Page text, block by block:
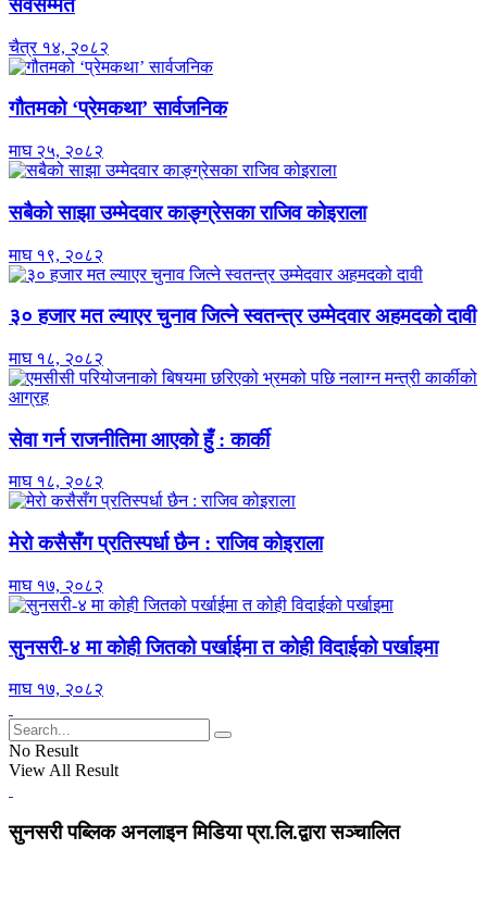
सर्वसम्मत
चैत्र १४, २०८२
गौतमको ‘प्रेमकथा’ सार्वजनिक
माघ २५, २०८२
सबैको साझा उम्मेदवार काङ्ग्रेसका राजिव कोइराला
माघ १९, २०८२
३० हजार मत ल्याएर चुनाव जित्ने स्वतन्त्र उम्मेदवार अहमदको दावी
माघ १८, २०८२
सेवा गर्न राजनीतिमा आएको हुँ : कार्की
माघ १८, २०८२
मेरो कसैसँग प्रतिस्पर्धा छैन : राजिव कोइराला
माघ १७, २०८२
सुनसरी-४ मा कोही जितको पर्खाईमा त कोही विदाईको पर्खाइमा
माघ १७, २०८२
No Result
View All Result
सुनसरी पब्लिक अनलाइन मिडिया प्रा.लि.द्वारा सञ्चालित